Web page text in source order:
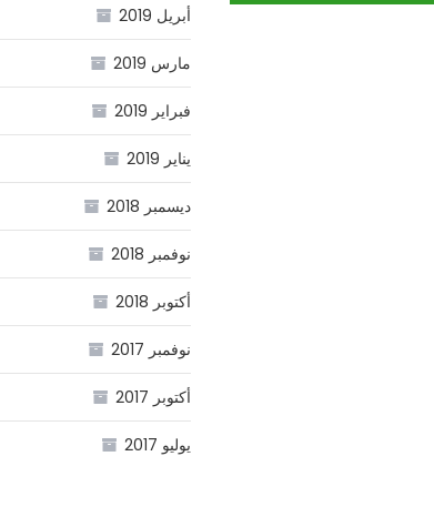
أبريل 2019
مارس 2019
فبراير 2019
يناير 2019
ديسمبر 2018
نوفمبر 2018
أكتوبر 2018
نوفمبر 2017
أكتوبر 2017
يوليو 2017